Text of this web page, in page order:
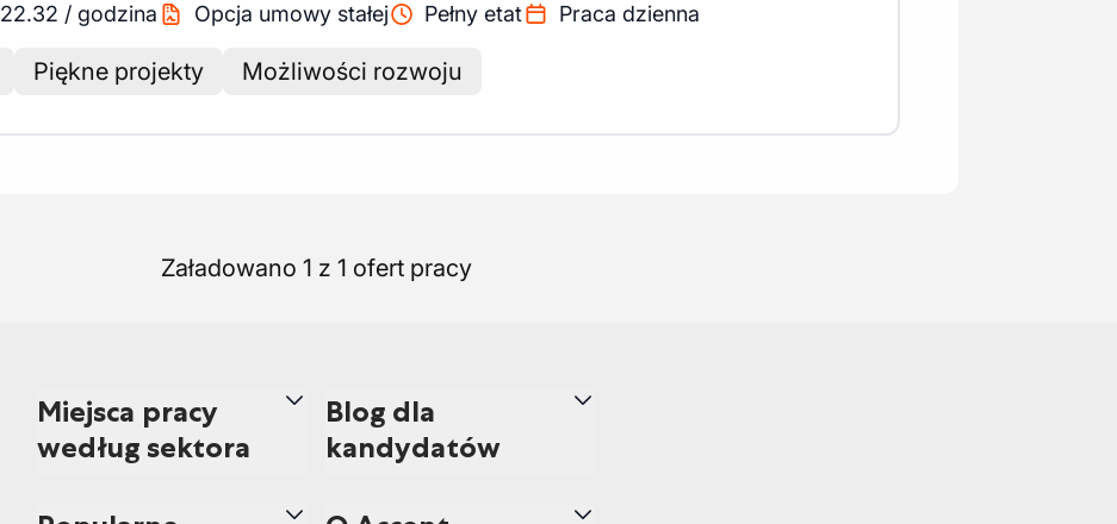
22.32 / godzina Opcja umowy stałej Pełny etat Praca dzienna
Piękne projekty Możliwości rozwoju
Załadowano 1 z 1 ofert pracy
Miejsca pracy
według sektora
Blog dla
kandydatów